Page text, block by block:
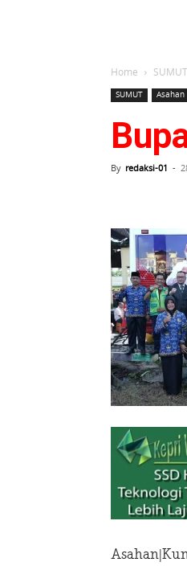
Home SUMUT
SUMUT Asahan
By redaksi-01 -